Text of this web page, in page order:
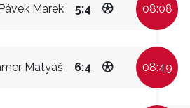
Marek 5:4 08:08
Matyáš 6:4 08:49